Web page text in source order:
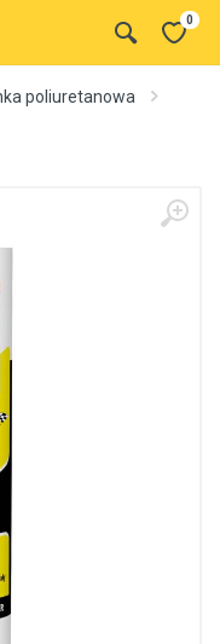
0
poliuretanowa